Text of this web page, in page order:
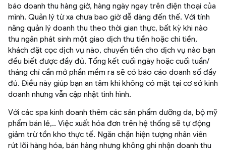
báo doanh thu hàng giờ, hàng ngày ngay trên điện thoại của
mình. Quản lý từ xa chưa bao giờ dễ dàng đến thế. Với tính
năng quản lý doanh thu theo thời gian thực, bất kỳ khi nào
thu ngân phát sinh một giao dịch thu tiền hoặc chi tiền,
khách đặt cọc dịch vụ nào, chuyển tiền cho dịch vụ nào bạn
đều biết được đầy đủ. Tổng kết cuối ngày hoặc cuối tuần/
tháng chỉ cần mở phần mềm ra sẽ có báo cáo doanh số đầy
đủ. Điều này giúp bạn an tâm khi không có mặt tại cơ sở kinh
doanh nhưng vẫn cập nhật tình hình.
Với các spa kinh doanh thêm các sản phẩm dưỡng da, bộ mỹ
phẩm bán lẻ,.. Việc xuất hóa đơn trên hệ thống sẽ tự động
giảm trừ tồn kho thực tế. Ngăn chặn hiện tượng nhân viên
rút lõi hàng hóa, bán hàng nhưng không ghi nhận doanh thu